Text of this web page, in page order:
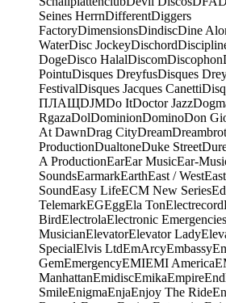
Seines HerrnDifferentDiggers
FactoryDimensionsDindiscDine
WaterDisc JockeyDischord
DogeDisco HalalDiscomDiscophon
PointuDisques DreyfusDisques
FestivalDisques Jacques Canetti
ПЛАЩDJMDo ItDoctor Jazz
RgazaDolDominionDominoDon
At DawnDrag CityDream
ProductionDualtoneDuke Street
A ProductionEarEar MusicEar-
SoundsEarmarkEarthEast / West
SoundEasy LifeECM New Series
TelemarkEGEggEla TonElectrecord
BirdElectrolaElectronic Emergencies
MusicianElevatorElevator Lady
SpecialElvis LtdEmArcyEmbassy
GemEmergencyEMIEMI America
ManhattanEmidiscEmikaEmpire
SmileEnigmaEnjaEnjoy The Ride